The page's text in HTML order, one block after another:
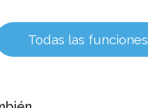
Todas las funciones